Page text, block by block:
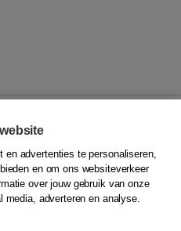
advertenties te personaliseren,
en om ons websiteverkeer
over jouw gebruik van onze
adverteren en analyse.